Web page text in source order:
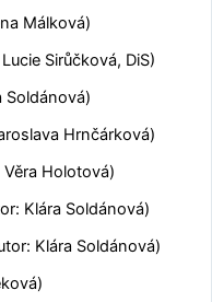
Málková)
Sirůčková, DiS)
Soldánová)
Hrnčárková)
Věra Holotová)
Klára Soldánová)
Klára Soldánová)